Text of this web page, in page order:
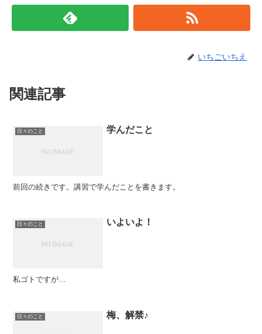
いちごいちえ
関連記事
日々のこと 学んだこと
前回の続きです。講習で学んだことを書きます。
日々のこと いよいよ！
私ゴトですが…
日々のこと 梅、解禁♪